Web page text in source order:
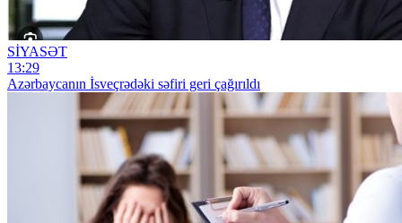
SİYASƏT
13:29
Azərbaycanın İsveçrədəki səfiri geri çağırıldı